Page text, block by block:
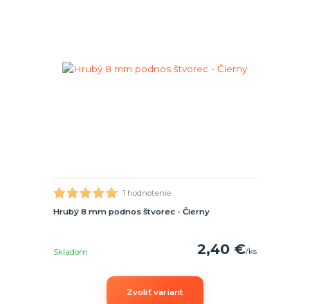
1 hodnotenie
Hrubý 8 mm podnos štvorec - Čierny
2,40 €/ks
Skladom
Zvoliť variant